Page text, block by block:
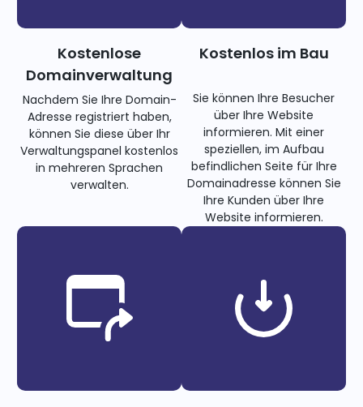
Kostenlose
Domainverwaltung
Nachdem Sie Ihre Domain-
Adresse registriert haben,
können Sie diese über Ihr
Verwaltungspanel kostenlos
in mehreren Sprachen
verwalten.
Kostenlos im Bau
Sie können Ihre Besucher
über Ihre Website
informieren. Mit einer
speziellen, im Aufbau
befindlichen Seite für Ihre
Domainadresse können Sie
Ihre Kunden über Ihre
Website informieren.